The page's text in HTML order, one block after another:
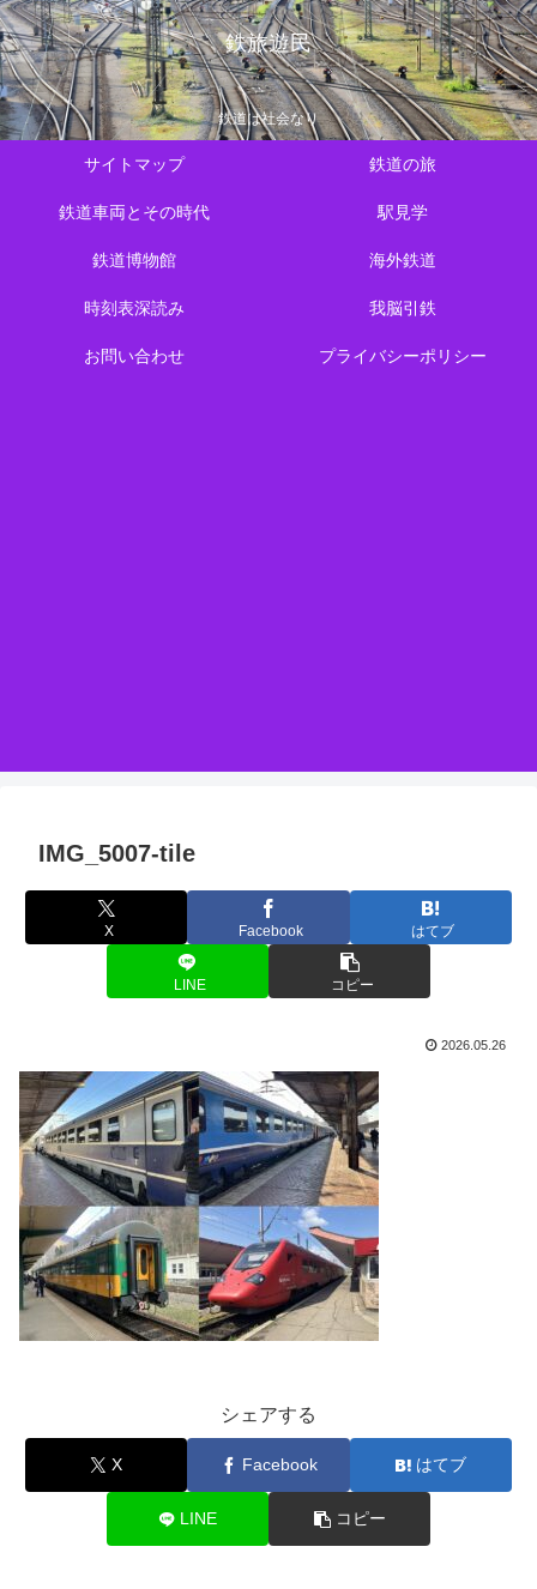
鉄旅遊民
鉄道は社会なり
サイトマップ 鉄道の旅
鉄道車両とその時代 駅見学
鉄道博物館 海外鉄道
時刻表深読み 我脳引鉄
お問い合わせ プライバシーポリシー
IMG_5007-tile
X Facebook はてブ
LINE コピー
2026.05.26
シェアする
X Facebook はてブ
LINE コピー